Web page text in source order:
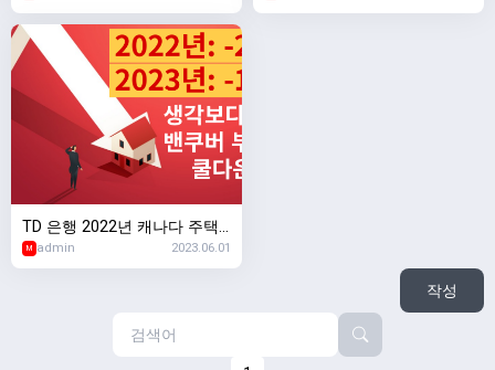
TD 은행 2022년 캐나다 주택
판매 23% 감소 예상, 2023년
마저 11.9% 감소
M admin 2023.06.01
작성